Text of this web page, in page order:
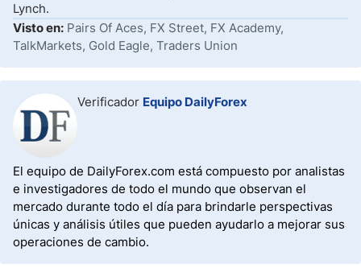
Lynch.
Visto en: Pairs Of Aces, FX Street, FX Academy,
TalkMarkets, Gold Eagle, Traders Union
Verificador Equipo DailyForex
El equipo de DailyForex.com está compuesto por analistas
e investigadores de todo el mundo que observan el
mercado durante todo el día para brindarle perspectivas
únicas y análisis útiles que pueden ayudarlo a mejorar sus
operaciones de cambio.